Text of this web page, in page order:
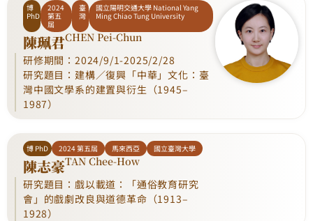
博
PhD
2024
第五
屆
臺
灣
國立陽明交通大學 National Yang
Ming Chiao Tung University
陳珮君CHEN Pei-Chun
研修期間：2024/9/1-2025/2/28
研究題目：建構／復興「中華」文化：臺
灣中國文學系的建置與衍生（1945–
1987）
博 PhD 2024 第五屆 馬來西亞 國立臺灣大學
陳志豪TAN Chee-How
研究題目：戲以載道：「通俗教育研究
會」的戲劇改良與道德革命（1913–
1928）